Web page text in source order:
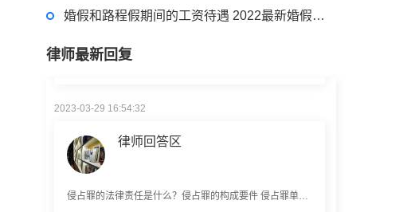
婚假和路程假期间的工资待遇 2022最新婚假国家规定内容是什么？
律师最新回复
偷逃税款500万的量刑标准是什么？偷逃税款多少钱构成犯罪？
律师回答区